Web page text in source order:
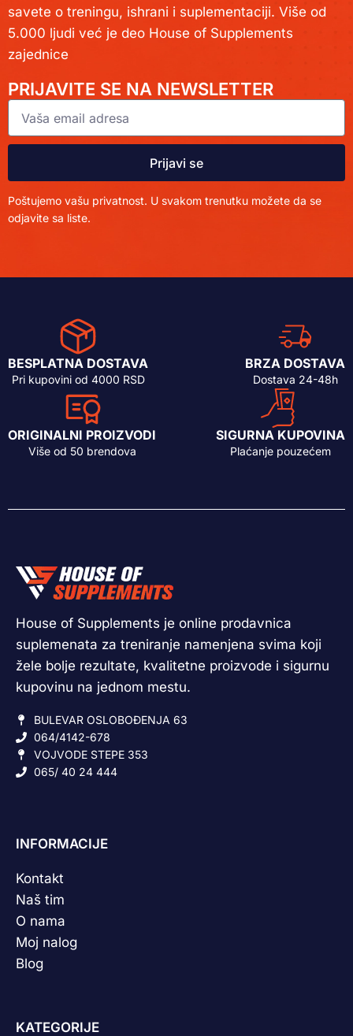
savete o treningu, ishrani i suplementaciji. Više od
5.000 ljudi već je deo House of Supplements
zajednice
PRIJAVITE SE NA NEWSLETTER
Prijavi se
Poštujemo vašu privatnost. U svakom trenutku možete da se
odjavite sa liste.
BESPLATNA DOSTAVA
Pri kupovini od 4000 RSD
BRZA DOSTAVA
Dostava 24-48h
ORIGINALNI PROIZVODI
Više od 50 brendova
SIGURNA KUPOVINA
Plaćanje pouzećem
House of Supplements je online prodavnica
suplemenata za treniranje namenjena svima koji
žele bolje rezultate, kvalitetne proizvode i sigurnu
kupovinu na jednom mestu.
BULEVAR OSLOBOĐENJA 63
064/4142-678
VOJVODE STEPE 353
065/ 40 24 444
INFORMACIJE
Kontakt
Naš tim
O nama
Moj nalog
Blog
KATEGORIJE